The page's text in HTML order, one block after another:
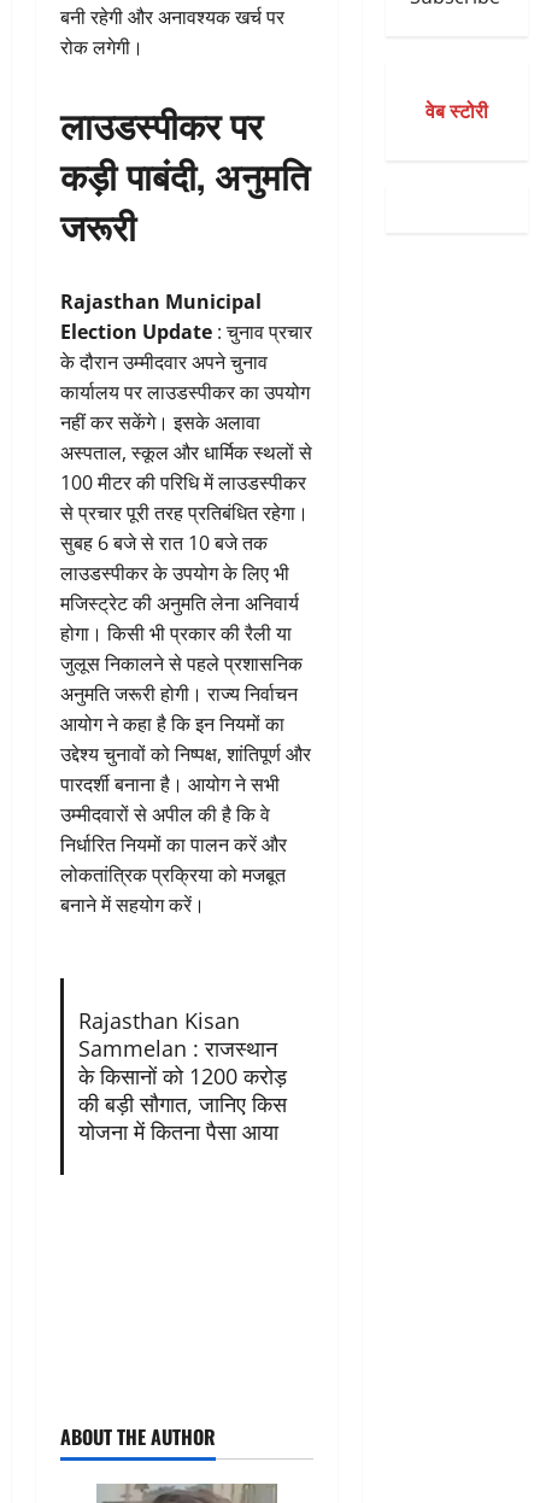
बनी रहेगी और अनावश्यक खर्च पर
रोक लगेगी।
लाउडस्पीकर पर
कड़ी पाबंदी, अनुमति
जरूरी
Rajasthan Municipal
Election Update : चुनाव प्रचार
के दौरान उम्मीदवार अपने चुनाव
कार्यालय पर लाउडस्पीकर का उपयोग
नहीं कर सकेंगे। इसके अलावा
अस्पताल, स्कूल और धार्मिक स्थलों से
100 मीटर की परिधि में लाउडस्पीकर
से प्रचार पूरी तरह प्रतिबंधित रहेगा।
सुबह 6 बजे से रात 10 बजे तक
लाउडस्पीकर के उपयोग के लिए भी
मजिस्ट्रेट की अनुमति लेना अनिवार्य
होगा। किसी भी प्रकार की रैली या
जुलूस निकालने से पहले प्रशासनिक
अनुमति जरूरी होगी। राज्य निर्वाचन
आयोग ने कहा है कि इन नियमों का
उद्देश्य चुनावों को निष्पक्ष, शांतिपूर्ण और
पारदर्शी बनाना है। आयोग ने सभी
उम्मीदवारों से अपील की है कि वे
निर्धारित नियमों का पालन करें और
लोकतांत्रिक प्रक्रिया को मजबूत
बनाने में सहयोग करें।
Rajasthan Kisan
Sammelan : राजस्थान
के किसानों को 1200 करोड़
की बड़ी सौगात, जानिए किस
योजना में कितना पैसा आया
ABOUT THE AUTHOR
वेब स्टोरी